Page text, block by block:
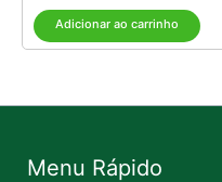
Adicionar ao carrinho
Menu Rápido